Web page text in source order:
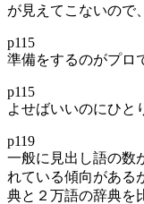
が見えてこないので
p115
準備をするのがプロ
p115
よせばいいのにひと
p119
一般に見出し語の数
れている傾向がある
典と２万語の辞典を